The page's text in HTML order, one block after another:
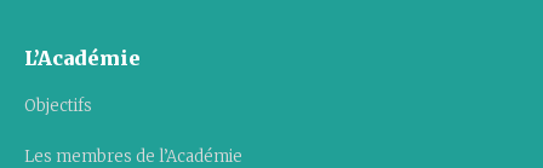
L’Académie
Objectifs
Les membres de l’Académie